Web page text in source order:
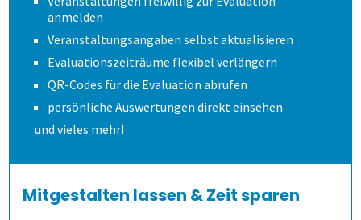
Berufliche Weiterbildung
Universitäten
Hochschulen
Stud.ip
Moodle
individuelle Lösung
Wie fangen wir an?
Einführungsbegleitung
Cloud oder vor Ort
Demoversion
Prüfungen
anmelden
Veranstaltungsangaben selbst aktualisieren
Evaluationszeiträume flexibel verlängern
QR-Codes für die Evaluation abrufen
persönliche Auswertungen direkt einsehen
und vieles mehr!
Mitgestalten lassen & Zeit sparen